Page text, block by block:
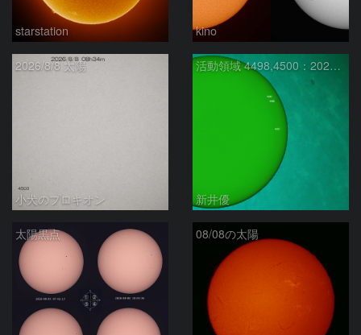
starstation kino
2026/8/8 太陽
小犬のプロキオン
活動領域 4498,4500：2026/08/08
新井優
太陽黒点 08/08の太陽